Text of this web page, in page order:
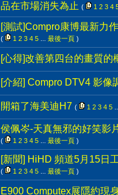
品在市場消失為止 ( 1 2 3 4
[測試]Compro康博最新力
( 1 2 3 4 5 最後一頁 )
[心得]改善第四台的畫質的
[介紹] Compro DTV4 影像
開箱了海美迪H7 ( 1 2 3 4 5
侯佩岑-天真無邪的好笑影
( 1 2 3 4 5 最後一頁 )
[新聞] HiHD 頻道5月15日
( 1 2 3 4 5 最後一頁 )
E900 Computex展隱約現